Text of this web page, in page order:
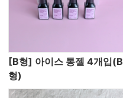
[B형] 아이스 통젤 4개입(B
형)